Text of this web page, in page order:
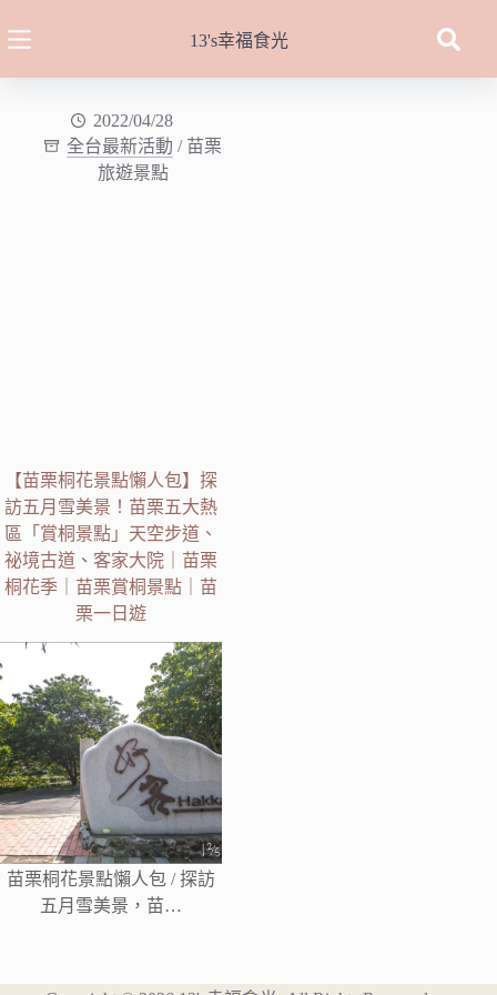
至
13's幸福食光
2022/04/28
全台最新活動 / 苗栗
旅遊景點
【苗栗桐花景點懶人包】探
訪五月雪美景！苗栗五大熱
區「賞桐景點」天空步道、
祕境古道、客家大院｜苗栗
桐花季｜苗栗賞桐景點｜苗
栗一日遊
苗栗桐花景點懶人包 / 探訪
五月雪美景，苗…